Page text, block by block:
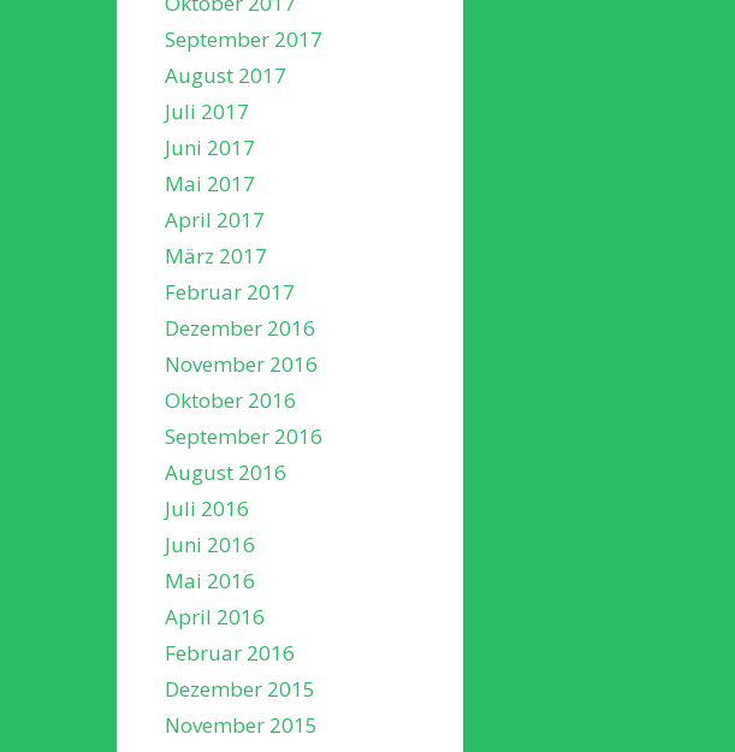
September 2017
August 2017
Juli 2017
Juni 2017
Mai 2017
April 2017
März 2017
Februar 2017
Dezember 2016
November 2016
Oktober 2016
September 2016
August 2016
Juli 2016
Juni 2016
Mai 2016
April 2016
Februar 2016
Dezember 2015
November 2015